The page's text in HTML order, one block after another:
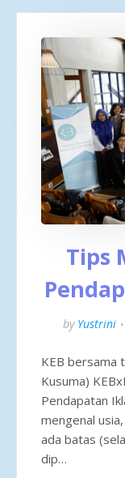
Tips
by Yustrini
KEB bersama
Kusuma)
Pendapatan
mengenal
ada batas
dip…